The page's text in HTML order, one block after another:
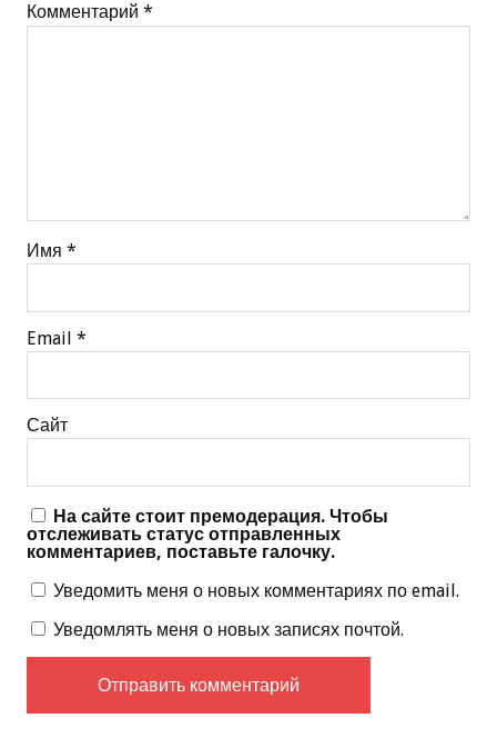
Комментарий *
Имя *
Email *
Сайт
На сайте стоит премодерация. Чтобы
отслеживать статус отправленных
комментариев, поставьте галочку.
Уведомить меня о новых комментариях по email.
Уведомлять меня о новых записях почтой.